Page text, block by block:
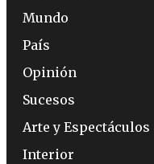
Mundo
País
Opinión
Sucesos
Arte y Espectáculos
Interior